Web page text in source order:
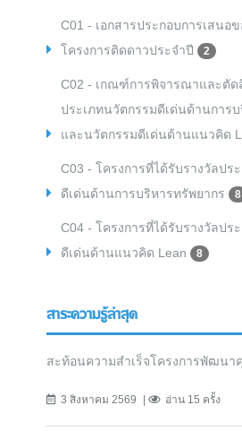
C01 - เอกสารประกอบการเสนอ
โครงการติดดาวประจำปี
2
C02 - เกณฑ์การพิจารณาและตัด
ประเภทนวัตกรรมดีเด่นด้านการ
และนวัตกรรมดีเด่นด้านแนวคิด
C03 - โครงการที่ได้รับรางวัลปร
ดีเด่นด้านการบริหารทรัพยากร
8
C04 - โครงการที่ได้รับรางวัลปร
ดีเด่นด้านแนวคิด Lean
8
สาระความรู้ล่าสุด
สะท้อนความสำเร็จโครงการพัฒน
3 สิงหาคม 2569 อ่าน 15 ครั้ง